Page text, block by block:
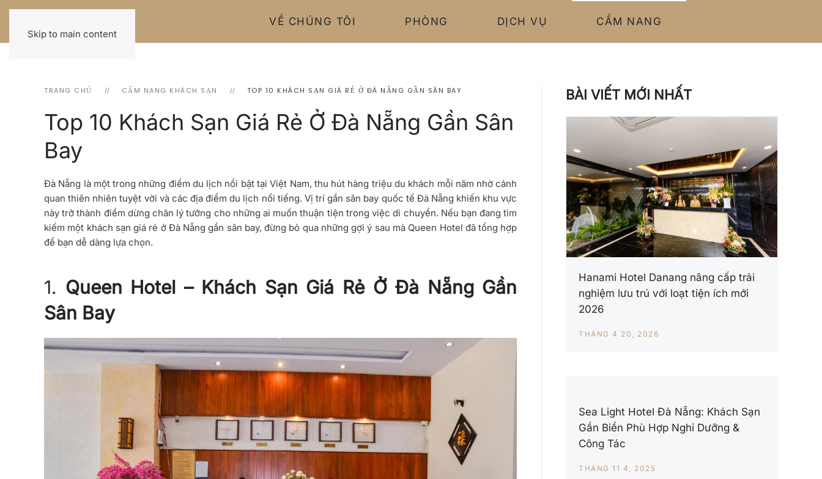
Skip to main content
VỀ CHÚNG TÔI PHÒNG DỊCH VỤ CẨM NANG
TRANG CHỦ CẨM NANG KHÁCH SẠN TOP 10 KHÁCH SẠN GIÁ RẺ Ở ĐÀ NẴNG GẦN SÂN BAY
Top 10 Khách Sạn Giá Rẻ Ở Đà Nẵng Gần Sân
Bay
Đà Nẵng là một trong những điểm du lịch nổi bật tại Việt Nam, thu hút hàng triệu du khách mỗi năm nhờ cảnh
quan thiên nhiên tuyệt vời và các địa điểm du lịch nổi tiếng. Vị trí gần sân bay quốc tế Đà Nẵng khiến khu vực
này trở thành điểm dừng chân lý tưởng cho những ai muốn thuận tiện trong việc di chuyển. Nếu bạn đang tìm
kiếm một khách sạn giá rẻ ở Đà Nẵng gần sân bay, đừng bỏ qua những gợi ý sau mà Queen Hotel đã tổng hợp
để bạn dễ dàng lựa chọn.
1. Queen Hotel – Khách Sạn Giá Rẻ Ở Đà Nẵng Gần
Sân Bay
BÀI VIẾT MỚI NHẤT
Hanami Hotel Danang nâng cấp trải
nghiệm lưu trú với loạt tiện ích mới
2026
THÁNG 4 20, 2026
Sea Light Hotel Đà Nẵng: Khách Sạn
Gần Biển Phù Hợp Nghỉ Dưỡng &
Công Tác
THÁNG 11 4, 2025